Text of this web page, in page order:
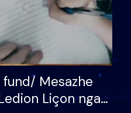
Mesazhe
Liçon nga